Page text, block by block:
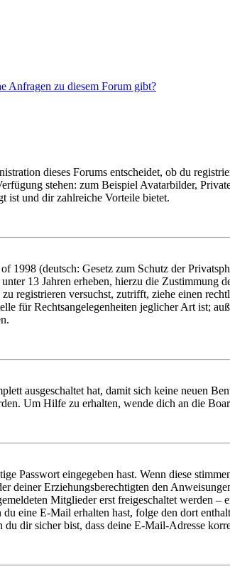
Anfragen zu diesem Forum gibt?
dieses Forums entscheidet, ob du
stehen: zum Beispiel Avatarbilder,
ist und dir zahlreiche Vorteile bietet.
1998 (deutsch: Gesetz zum Schutz der
13 Jahren erheben, hierzu die Zustimmung
registrieren versuchst, zutrifft, ziehe einen
für Rechtsangelegenheiten jeglicher Art ist;
ausgeschaltet hat, damit sich keine neuen
Um Hilfe zu erhalten, wende dich an die
Passwort eingegeben hast. Wenn diese
deiner Erziehungsberechtigten den
Mitglieder erst freigeschaltet werden
eine E-Mail erhalten hast, folge den dort
dir sicher bist, dass deine E-Mail-Adresse